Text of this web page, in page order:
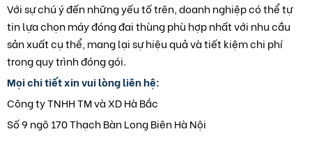
Với sự chú ý đến những yếu tố trên, doanh nghiệp có thể tự
tin lựa chọn máy đóng đai thùng phù hợp nhất với nhu cầu
sản xuất cụ thể, mang lại sự hiệu quả và tiết kiệm chi phí
trong quy trình đóng gói.
Mọi chi tiết xin vui lòng liên hệ:
Công ty TNHH TM và XD Hà Bắc
Số 9 ngõ 170 Thạch Bàn Long Biên Hà Nội